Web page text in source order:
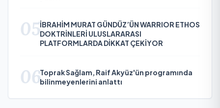
05İBRAHİM MURAT GÜNDÜZ’ÜN WARRIOR ETHOS
DOKTRİNLERİ ULUSLARARASI
PLATFORMLARDA DİKKAT ÇEKİYOR
06Toprak Sağlam, Raif Akyüz'ün programında
bilinmeyenlerini anlattı